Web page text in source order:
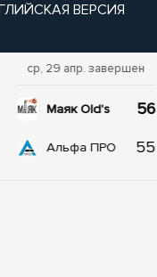
ВЕРСИЯ
ср, 29 апр. завершен
Маяк Old's 56
Альфа ПРО 55